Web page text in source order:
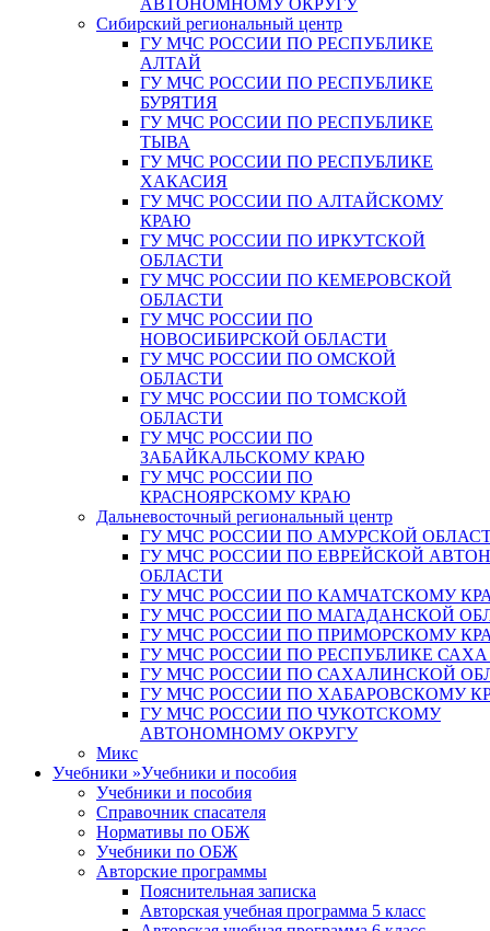
АВТОНОМНОМУ ОКРУГУ
Сибирский региональный центр
ГУ МЧС РОССИИ ПО РЕСПУБЛИКЕ
АЛТАЙ
ГУ МЧС РОССИИ ПО РЕСПУБЛИКЕ
БУРЯТИЯ
ГУ МЧС РОССИИ ПО РЕСПУБЛИКЕ
ТЫВА
ГУ МЧС РОССИИ ПО РЕСПУБЛИКЕ
ХАКАСИЯ
ГУ МЧС РОССИИ ПО АЛТАЙСКОМУ
КРАЮ
ГУ МЧС РОССИИ ПО ИРКУТСКОЙ
ОБЛАСТИ
ГУ МЧС РОССИИ ПО КЕМЕРОВСКОЙ
ОБЛАСТИ
ГУ МЧС РОССИИ ПО
НОВОСИБИРСКОЙ ОБЛАСТИ
ГУ МЧС РОССИИ ПО ОМСКОЙ
ОБЛАСТИ
ГУ МЧС РОССИИ ПО ТОМСКОЙ
ОБЛАСТИ
ГУ МЧС РОССИИ ПО
ЗАБАЙКАЛЬСКОМУ КРАЮ
ГУ МЧС РОССИИ ПО
КРАСНОЯРСКОМУ КРАЮ
Дальневосточный региональный центр
ГУ МЧС РОССИИ ПО АМУРСКОЙ
ГУ МЧС РОССИИ ПО ЕВРЕЙСКОЙ
ОБЛАСТИ
ГУ МЧС РОССИИ ПО КАМЧАТСКОМУ
ГУ МЧС РОССИИ ПО МАГАДАНСКОЙ
ГУ МЧС РОССИИ ПО ПРИМОРСКОМУ
ГУ МЧС РОССИИ ПО РЕСПУБЛИКЕ
ГУ МЧС РОССИИ ПО САХАЛИНСКОЙ
ГУ МЧС РОССИИ ПО ХАБАРОВСКОМУ
ГУ МЧС РОССИИ ПО ЧУКОТСКОМУ
АВТОНОМНОМУ ОКРУГУ
Микс
Учебники »Учебники и пособия
Учебники и пособия
Справочник спасателя
Нормативы по ОБЖ
Учебники по ОБЖ
Авторские программы
Пояснительная записка
Авторская учебная программа 5 класс